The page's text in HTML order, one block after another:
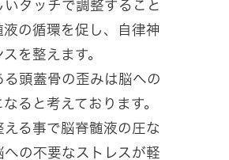
いタッチで調整すること
液の循環を促し、自律神
を整えます。
る頭蓋骨の歪みは脳への
ると考えております。
える事で脳脊髄液の圧な
への不要なストレスが軽